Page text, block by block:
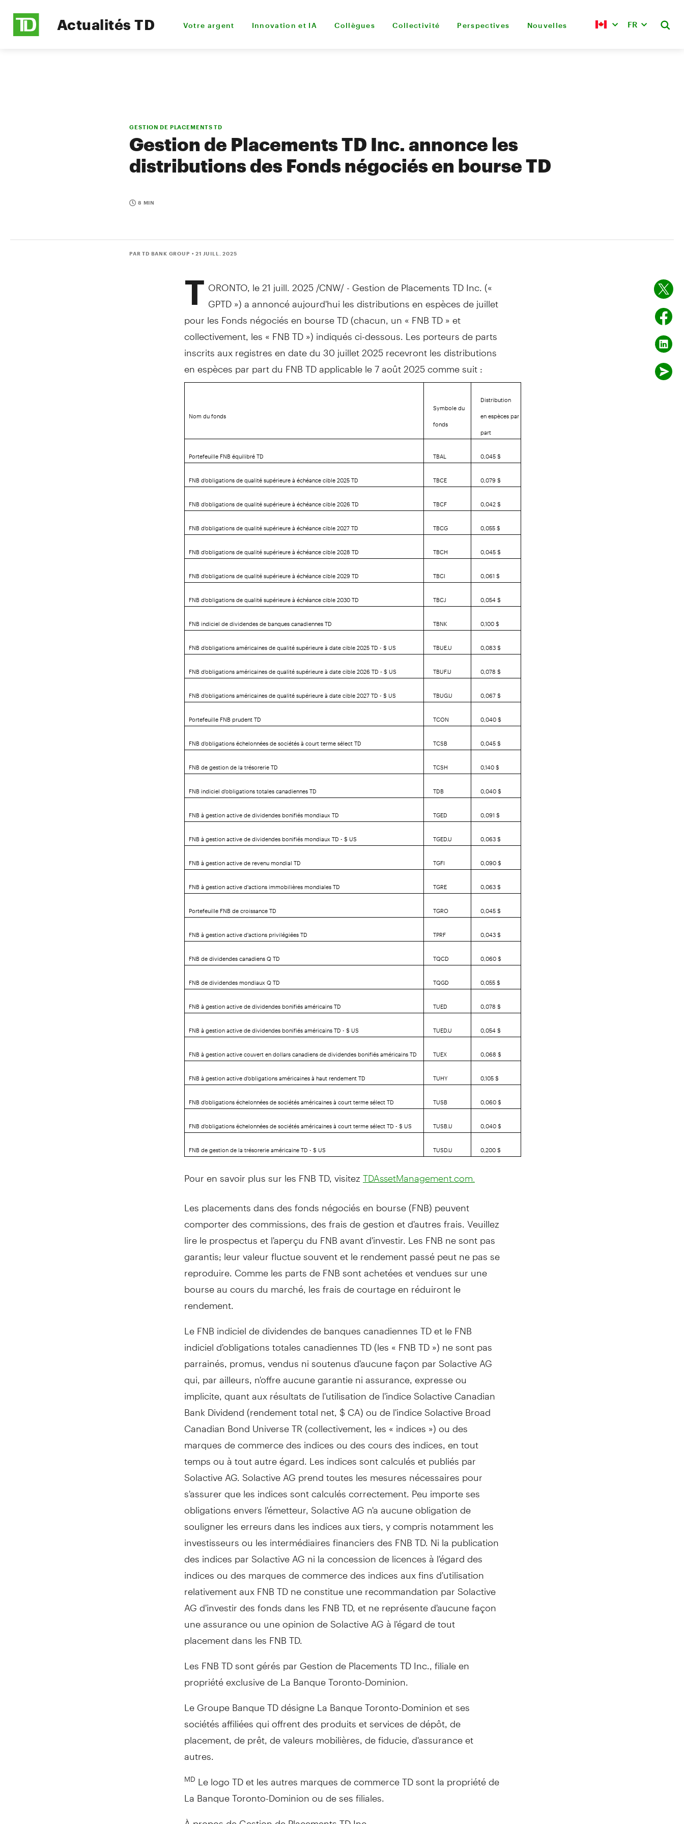
Actualités TD Votre argent Innovation et IA Collègues Collectivité Perspectives Nouvelles FR
GESTION DE PLACEMENTS TD
Gestion de Placements TD Inc. annonce les
distributions des Fonds négociés en bourse TD
8 MIN
PAR TD BANK GROUP • 21 JUILL. 2025
T ORONTO, le 21 juill. 2025/CNW/ - Gestion de Placements TD Inc. («
GPTD ») a annoncé aujourd'hui les distributions en espèces de juillet
pour les Fonds négociés en bourse TD (chacun, un « FNB TD » et
collectivement, les « FNB TD ») indiqués ci-dessous. Les porteurs de parts
inscrits aux registres en date du 30 juillet 2025 recevront les distributions
en espèces par part du FNB TD applicable le 7 août 2025 comme suit :
Nom du fonds
Symbole du
fonds
Distribution
en espèces par
part
Portefeuille FNB équilibré TD
TBAL
0,045 $
FNB d'obligations de qualité supérieure à échéance cible 2025 TD
TBCE
0,079 $
FNB d'obligations de qualité supérieure à échéance cible 2026 TD
TBCF
0,042 $
FNB d'obligations de qualité supérieure à échéance cible 2027 TD
TBCG
0,055 $
FNB d'obligations de qualité supérieure à échéance cible 2028 TD
TBCH
0,045 $
FNB d'obligations de qualité supérieure à échéance cible 2029 TD
TBCI
0,061 $
FNB d'obligations de qualité supérieure à échéance cible 2030 TD
TBCJ
0,054 $
FNB indiciel de dividendes de banques canadiennes TD
TBNK
0,100 $
FNB d'obligations américaines de qualité supérieure à date cible 2025 TD - $ US
TBUE.U
0,083 $
FNB d'obligations américaines de qualité supérieure à date cible 2026 TD - $ US
TBUF.U
0,078 $
FNB d'obligations américaines de qualité supérieure à date cible 2027 TD - $ US
TBUG.U
0,067 $
Portefeuille FNB prudent TD
TCON
0,040 $
FNB d'obligations échelonnées de sociétés à court terme sélect TD
TCSB
0,045 $
FNB de gestion de la trésorerie TD
TCSH
0,140 $
FNB indiciel d'obligations totales canadiennes TD
TDB
0,040 $
FNB à gestion active de dividendes bonifiés mondiaux TD
TGED
0,091 $
FNB à gestion active de dividendes bonifiés mondiaux TD - $ US
TGED.U
0,063 $
FNB à gestion active de revenu mondial TD
TGFI
0,090 $
FNB à gestion active d'actions immobilières mondiales TD
TGRE
0,063 $
Portefeuille FNB de croissance TD
TGRO
0,045 $
FNB à gestion active d'actions privilégiées TD
TPRF
0,043 $
FNB de dividendes canadiens Q TD
TQCD
0,060 $
FNB de dividendes mondiaux Q TD
TQGD
0,055 $
FNB à gestion active de dividendes bonifiés américains TD
TUED
0,078 $
FNB à gestion active de dividendes bonifiés américains TD - $ US
TUED.U
0,054 $
FNB à gestion active couvert en dollars canadiens de dividendes bonifiés américains TD
TUEX
0,068 $
FNB à gestion active d'obligations américaines à haut rendement TD
TUHY
0,105 $
FNB d'obligations échelonnées de sociétés américaines à court terme sélect TD
TUSB
0,060 $
FNB d'obligations échelonnées de sociétés américaines à court terme sélect TD - $ US
TUSB.U
0,040 $
FNB de gestion de la trésorerie américaine TD - $ US
TUSD.U 0,200 $
Pour en savoir plus sur les FNB TD, visitez TDAssetManagement.com.
Les placements dans des fonds négociés en bourse (FNB) peuvent
comporter des commissions, des frais de gestion et d'autres frais. Veuillez
lire le prospectus et l'aperçu du FNB avant d'investir. Les FNB ne sont pas
garantis; leur valeur fluctue souvent et le rendement passé peut ne pas se
reproduire. Comme les parts de FNB sont achetées et vendues sur une
bourse au cours du marché, les frais de courtage en réduiront le
rendement.
Le FNB indiciel de dividendes de banques canadiennes TD et le FNB
indiciel d'obligations totales canadiennes TD (les « FNB TD ») ne sont pas
parrainés, promus, vendus ni soutenus d'aucune façon par Solactive AG
qui, par ailleurs, n'offre aucune garantie ni assurance, expresse ou
implicite, quant aux résultats de l'utilisation de l'indice Solactive Canadian
Bank Dividend (rendement total net, $ CA) ou de l'indice Solactive Broad
Canadian Bond Universe TR (collectivement, les « indices ») ou des
marques de commerce des indices ou des cours des indices, en tout
temps ou à tout autre égard. Les indices sont calculés et publiés par
Solactive AG. Solactive AG prend toutes les mesures nécessaires pour
s'assurer que les indices sont calculés correctement. Peu importe ses
obligations envers l'émetteur, Solactive AG n'a aucune obligation de
souligner les erreurs dans les indices aux tiers, y compris notamment les
investisseurs ou les intermédiaires financiers des FNB TD. Ni la publication
des indices par Solactive AG ni la concession de licences à l'égard des
indices ou des marques de commerce des indices aux fins d'utilisation
relativement aux FNB TD ne constitue une recommandation par Solactive
AG d'investir des fonds dans les FNB TD, et ne représente d'aucune façon
une assurance ou une opinion de Solactive AG à l'égard de tout
placement dans les FNB TD.
Les FNB TD sont gérés par Gestion de Placements TD Inc., filiale en
propriété exclusive de La Banque Toronto-Dominion.
Le Groupe Banque TD désigne La Banque Toronto-Dominion et ses
sociétés affiliées qui offrent des produits et services de dépôt, de
placement, de prêt, de valeurs mobilières, de fiducie, d'assurance et
autres.
MD Le logo TD et les autres marques de commerce TD sont la propriété de
La Banque Toronto-Dominion ou de ses filiales.
À propos de Gestion de Placements TD Inc.